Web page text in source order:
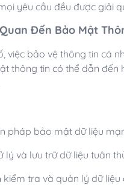
yêu cầu đều được giải
Đến Bảo Mật
việc bảo vệ thông tin cá
thông tin có thể dẫn đến
pháp bảo mật dữ liệu
lý và lưu trữ dữ liệu tuân
kiểm tra và quản lý dữ liệu